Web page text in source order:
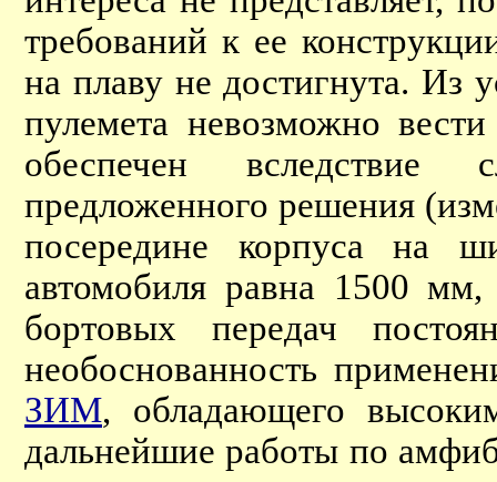
требований к ее
на плаву не достигнута. Из
пулемета невозможно
обеспечен вследствие
предложенного решения
посередине корпуса на
автомобиля равна 1500
бортовых передач
необоснованность
ЗИМ, обладающего
дальнейшие работы по